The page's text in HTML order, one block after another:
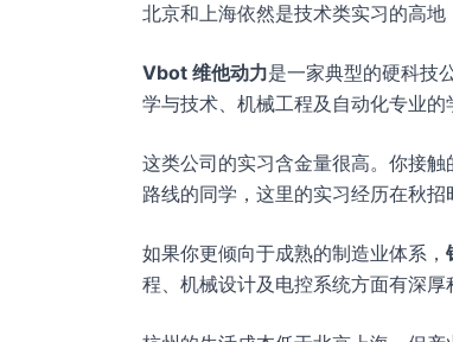
北京和上海依然是技术类实习的高地
Vbot 维他动力是一家典型的硬科技
学与技术、机械工程及自动化专业的
这类公司的实习含金量很高。你接
路线的同学，这里的实习经历在秋招
如果你更倾向于成熟的制造业体系，
程、机械设计及电控系统方面有深厚